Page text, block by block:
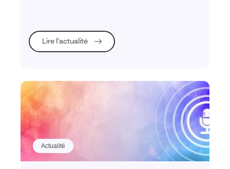
Lire l’actualité
Actualité